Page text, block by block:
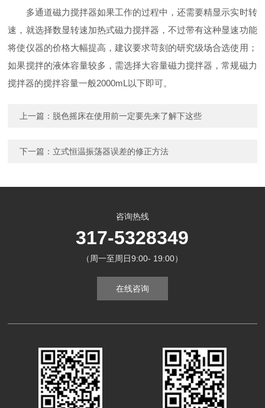
多通道磁力搅拌器如果工作的过程中，还需要精显示实时转
速，就选择数显转速加热式磁力搅拌器，不过带有这种显速功能
将使仪器的价格大幅提高，建议要求苛刻的研究级场合选使用；
如果搅拌的液体容量较多，需选择大容量磁力搅拌器，常规磁力
搅拌器的搅拌容量一般2000mL以下即可。
上一篇： 脱色摇床在使用前一定要先来了解下这些
下一篇： 立式恒温振荡器误差的修正方法
咨询热线
317-5328349
（周一至周日9:00- 19:00）
在线咨询